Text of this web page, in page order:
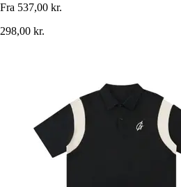
Fra 537,00 kr.
298,00 kr.